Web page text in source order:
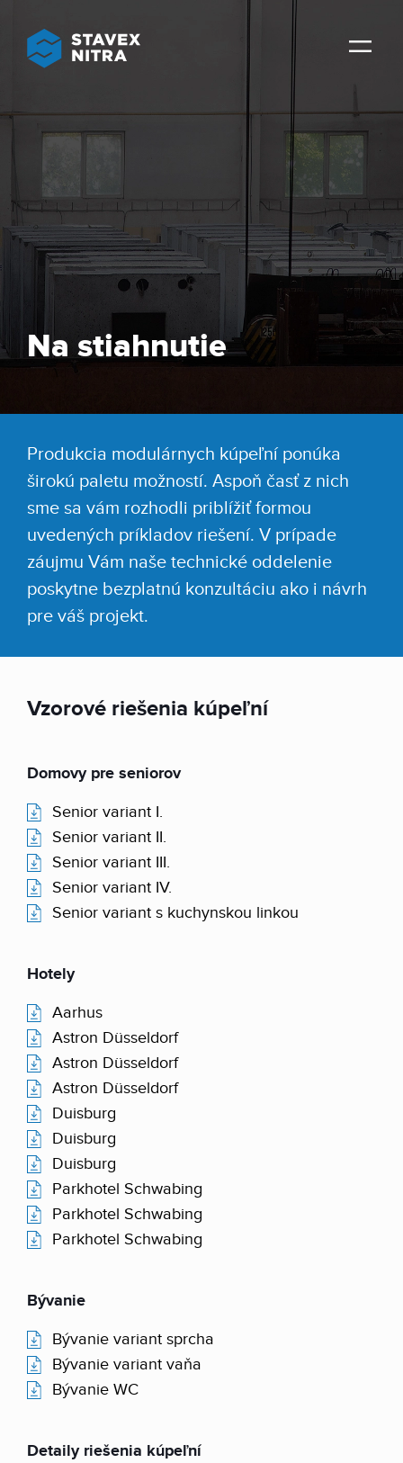
Na stiahnutie
Produkcia modulárnych kúpeľní ponúka
širokú paletu možností. Aspoň časť z nich
sme sa vám rozhodli priblížiť formou
uvedených príkladov riešení. V prípade
záujmu Vám naše technické oddelenie
poskytne bezplatnú konzultáciu ako i návrh
pre váš projekt.
Vzorové riešenia kúpeľní
Domovy pre seniorov
Senior variant I.
Senior variant II.
Senior variant III.
Senior variant IV.
Senior variant s kuchynskou linkou
Hotely
Aarhus
Astron Düsseldorf
Astron Düsseldorf
Astron Düsseldorf
Duisburg
Duisburg
Duisburg
Parkhotel Schwabing
Parkhotel Schwabing
Parkhotel Schwabing
Bývanie
Bývanie variant sprcha
Bývanie variant vaňa
Bývanie WC
Detaily riešenia kúpeľní